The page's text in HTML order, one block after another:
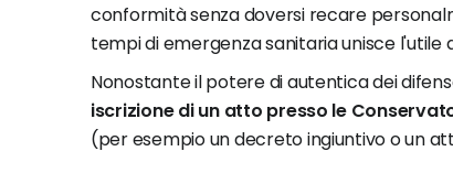
conformità senza doversi recare
tempi di emergenza sanitaria unisce l'utile
Nonostante il potere di autentica dei
iscrizione di un atto presso le
(per esempio un decreto ingiuntivo o un